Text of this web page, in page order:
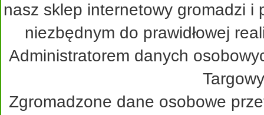
nasz sklep internetowy gromadzi
niezbędnym do prawidłowej
Administratorem danych
Zgromadzone dane osobowe